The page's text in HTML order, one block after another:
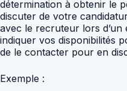
détermination à obtenir le
discuter de votre
avec le recruteur lors d’un
indiquer vos disponibilités
de le contacter pour en
Exemple :